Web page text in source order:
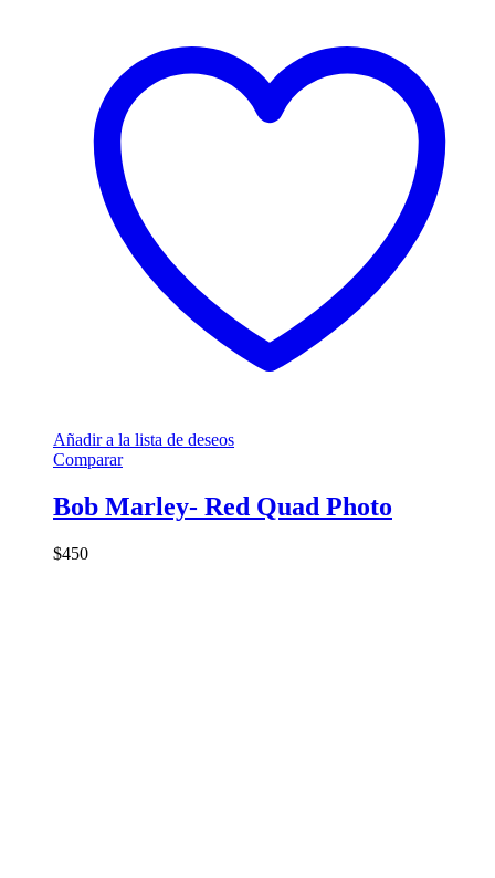
Añadir a la lista de deseos
Comparar
Bob Marley- Red Quad Photo
$450